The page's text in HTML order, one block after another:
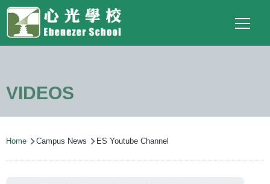
Skip to main content
Top
Social
Link
(ENG)
Language
switcher
Main
navigation
VIDEOS
Breadcrumb
Home Campus News ES Youtube Channel